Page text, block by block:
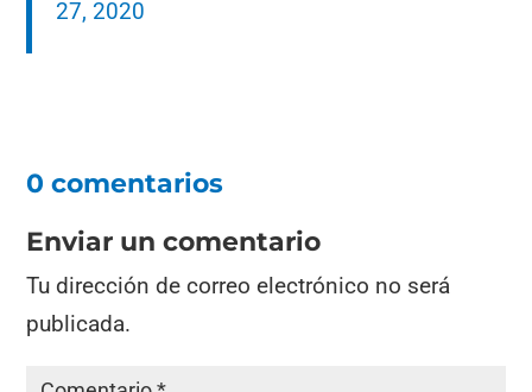
27, 2020
0 comentarios
Enviar un comentario
Tu dirección de correo electrónico no será
publicada.